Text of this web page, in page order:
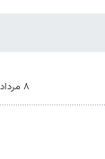
۸ مرداد ۱۳۹۶ - ۰۴:۳۵